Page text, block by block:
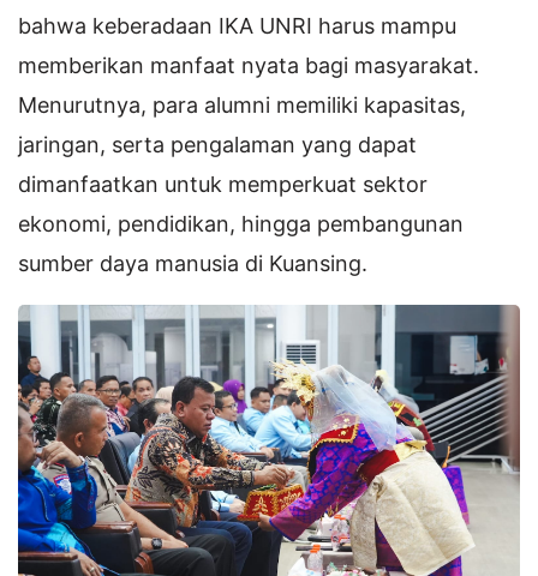
bahwa keberadaan IKA UNRI harus mampu
memberikan manfaat nyata bagi masyarakat.
Menurutnya, para alumni memiliki kapasitas,
jaringan, serta pengalaman yang dapat
dimanfaatkan untuk memperkuat sektor
ekonomi, pendidikan, hingga pembangunan
sumber daya manusia di Kuansing.